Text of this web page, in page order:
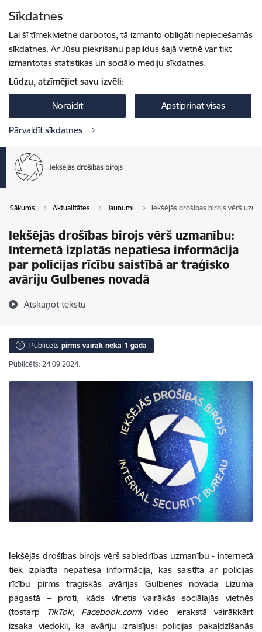
Sīkdatnes
Lai šī tīmekļvietne darbotos, tā izmanto obligāti nepieciešamās
sīkdatnes. Ar Jūsu piekrišanu papildus šajā vietnē var tikt
izmantotas statistikas un sociālo mediju sīkdatnes.
Lūdzu, atzīmējiet savu izvēli:
Noraidīt Apstiprināt visas
Pārvaldīt sīkdatnes
Sākums Aktualitātes Jaunumi Iekšējās drošības birojs vērš
Iekšējās drošības birojs vērš uzmanību:
Internetā izplatās nepatiesa informācija
par policijas rīcību saistībā ar traģisko
avāriju Gulbenes novadā
Atskaņot tekstu
Publicēts pirms vairāk nekā 1 gada
Publicēts: 24.09.2024.
Iekšējās drošības birojs vērš sabiedrības uzmanību - internetā
tiek izplatīta nepatiesa informācija, kas saistīta ar policijas
rīcību pirms traģiskās avārijas Gulbenes novada Lizuma
pagastā – proti, kāds vīrietis vairākās sociālajās vietnēs
(tostarp
TikTok, Facebook.com) video ierakstā vairākkārt
izsaka viedokli, ka avāriju izraisījusi policijas pakaļdzīšanās